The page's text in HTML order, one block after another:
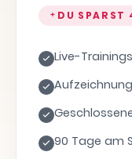
DU SPARST
Live-Trainings
90 Tage am